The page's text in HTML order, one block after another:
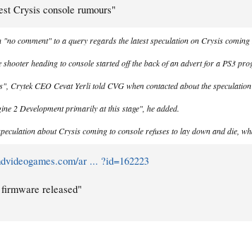
Crysis console rumours"
comment" to a query regards the latest speculation on Crysis
shooter heading to console started off the back of an advert for a PS3
Crytek CEO Cevat Yerli told CVG when contacted about the
2 Development primarily at this stage", he added.
about Crysis coming to console refuses to lay down and die,
ar ... ?id=162223
released"